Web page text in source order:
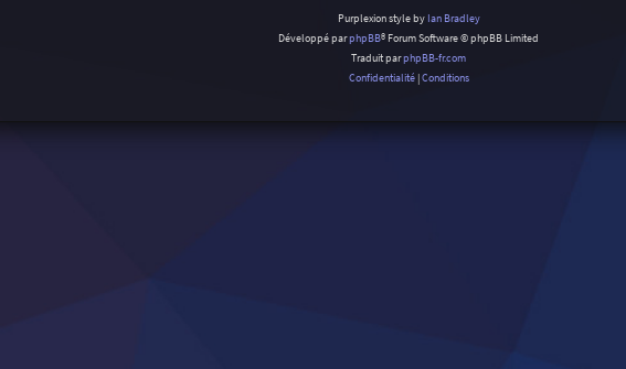
Purplexion style by Ian Bradley
Développé parphpBB® Forum Software © phpBB Limited
Traduit parphpBB-fr.com
Confidentialité|Conditions